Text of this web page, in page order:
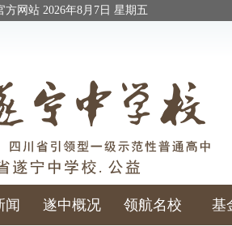
方网站 2026年8月7日 星期五
闻 遂中概况 领航名校 基